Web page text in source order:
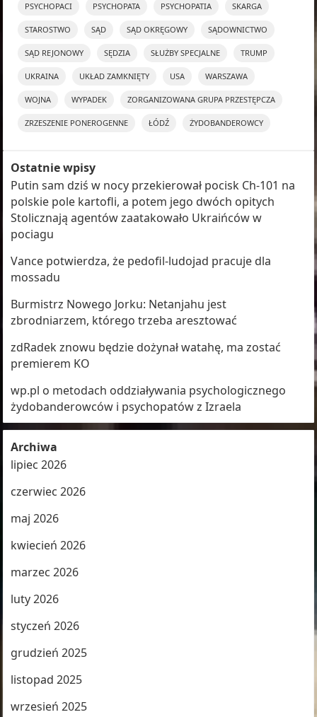
PSYCHOPACI PSYCHOPATA PSYCHOPATIA SKARGA
STAROSTWO SĄD SĄD OKRĘGOWY SĄDOWNICTWO
SĄD REJONOWY SĘDZIA SŁUŻBY SPECJALNE TRUMP
UKRAINA UKŁAD ZAMKNIĘTY USA WARSZAWA
WOJNA WYPADEK ZORGANIZOWANA GRUPA PRZESTĘPCZA
ZRZESZENIE PONEROGENNE ŁÓDŹ ŻYDOBANDEROWCY
Ostatnie wpisy
Putin sam dziś w nocy przekierował pocisk Ch-101 na
polskie pole kartofli, a potem jego dwóch opitych
Stolicznają agentów zaatakowało Ukraińców w
pociagu
Vance potwierdza, że pedofil-ludojad pracuje dla
mossadu
Burmistrz Nowego Jorku: Netanjahu jest
zbrodniarzem, którego trzeba aresztować
zdRadek znowu będzie dożynał watahę, ma zostać
premierem KO
wp.pl o metodach oddziaływania psychologicznego
żydobanderowców i psychopatów z Izraela
Archiwa
lipiec 2026
czerwiec 2026
maj 2026
kwiecień 2026
marzec 2026
luty 2026
styczeń 2026
grudzień 2025
listopad 2025
wrzesień 2025